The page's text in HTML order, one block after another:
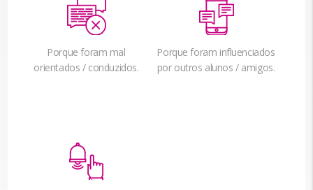
Porque foram mal
orientados / conduzidos.
Porque foram influenciados
por outros alunos / amigos.